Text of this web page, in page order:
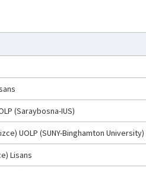
(Saraybosna-IUS)
UOLP (SUNY-Binghamton University)
Lisans